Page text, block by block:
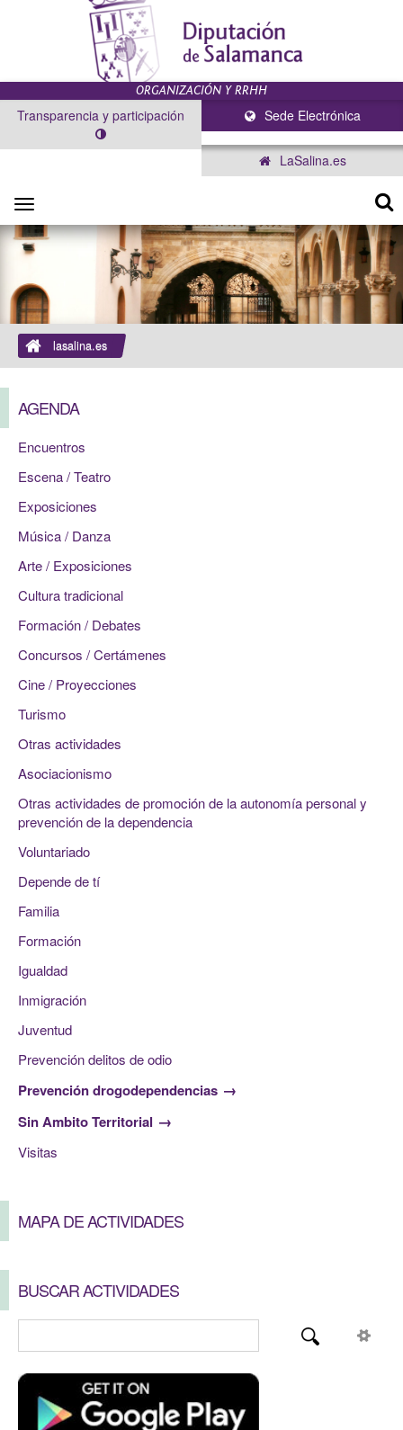
Sede Electrónica
Transparencia y participación
LaSalina.es
Toggle
navigation
lasalina.es
AGENDA
Encuentros
Escena / Teatro
Exposiciones
Música / Danza
Arte / Exposiciones
Cultura tradicional
Formación / Debates
Concursos / Certámenes
Cine / Proyecciones
Turismo
Otras actividades
Asociacionismo
Otras actividades de promoción de la autonomía personal y
prevención de la dependencia
Voluntariado
Depende de tí
Familia
Formación
Igualdad
Inmigración
Juventud
Prevención delitos de odio
Prevención drogodependencias
Sin Ambito Territorial
Visitas
MAPA DE ACTIVIDADES
BUSCAR ACTIVIDADES